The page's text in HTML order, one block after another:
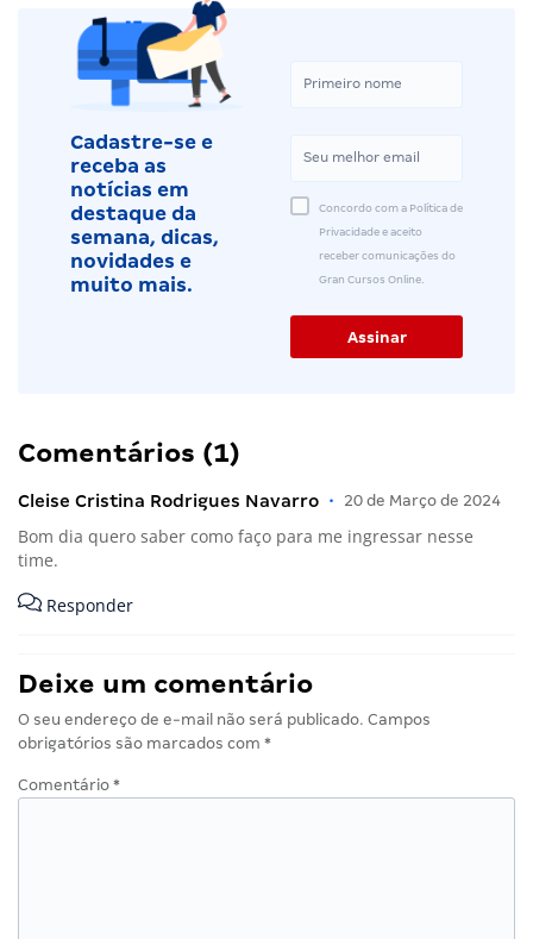
Cadastre-se e
receba as
notícias em
destaque da
semana, dicas,
novidades e
muito mais.
Concordo com a Política de
Privacidade e aceito
receber comunicações do
Gran Cursos Online.
Comentários (1)
Cleise Cristina Rodrigues Navarro • 20 de Março de 2024
Bom dia quero saber como faço para me ingressar nesse
time.
Responder
Deixe um comentário
O seu endereço de e-mail não será publicado. Campos
obrigatórios são marcados com *
Comentário *